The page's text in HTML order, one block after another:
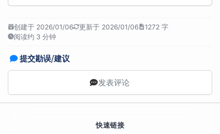
创建于 2026/01/06 更新于 2026/01/06
1272 字
阅读约 3 分钟
提交勘误/建议
发表评论
快速链接